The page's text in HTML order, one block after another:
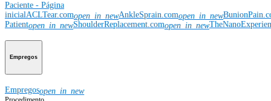
Paciente - Página
inicialACLTear.comopen_in_newAnkleSprain.comopen_in_new
Patientopen_in_newShoulderReplacement.comopen_in_new
Empregos
Empregosopen_in_new